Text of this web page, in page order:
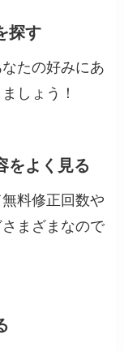
探す
たの好みにあ
しょう！
をよく見る
料修正回数や
まざまなので